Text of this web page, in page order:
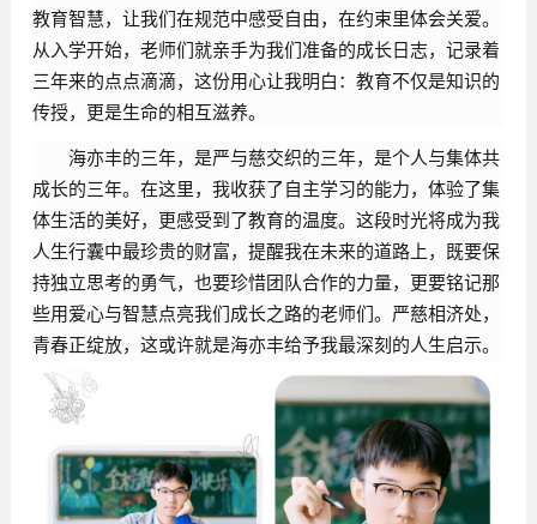
教育智慧，让我们在规范中感受自由，在约束里体会关爱。
从入学开始，老师们就亲手为我们准备的成长日志，记录着
三年来的点点滴滴，这份用心让我明白：教育不仅是知识的
传授，更是生命的相互滋养。
海亦丰的三年，是严与慈交织的三年，是个人与集体共
成长的三年。在这里，我收获了自主学习的能力，体验了集
体生活的美好，更感受到了教育的温度。这段时光将成为我
人生行囊中最珍贵的财富，提醒我在未来的道路上，既要保
持独立思考的勇气，也要珍惜团队合作的力量，更要铭记那
些用爱心与智慧点亮我们成长之路的老师们。严慈相济处，
青春正绽放，这或许就是海亦丰给予我最深刻的人生启示。